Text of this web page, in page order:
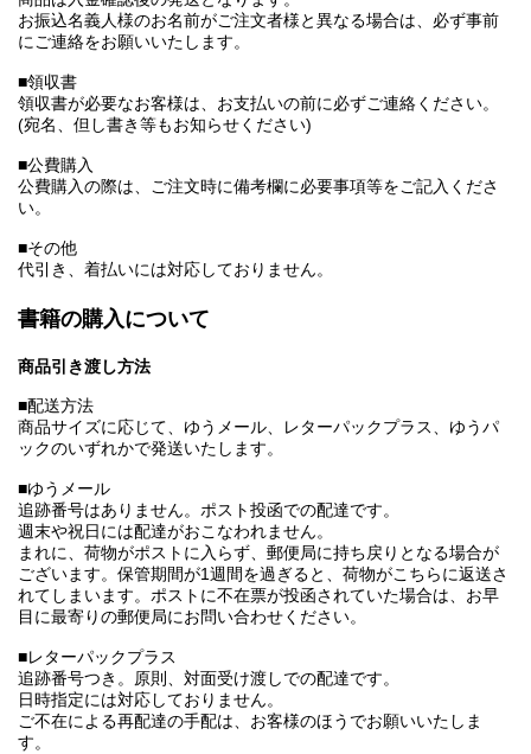
お振込名義人様のお名前がご注文者様と異なる場合は、必ず事前
にご連絡をお願いいたします。
■領収書
領収書が必要なお客様は、お支払いの前に必ずご連絡ください。
(宛名、但し書き等もお知らせください)
■公費購入
公費購入の際は、ご注文時に備考欄に必要事項等をご記入くださ
い。
■その他
代引き、着払いには対応しておりません。
書籍の購入について
商品引き渡し方法
■配送方法
商品サイズに応じて、ゆうメール、レターパックプラス、ゆうパ
ックのいずれかで発送いたします。
■ゆうメール
追跡番号はありません。ポスト投函での配達です。
週末や祝日には配達がおこなわれません。
まれに、荷物がポストに入らず、郵便局に持ち戻りとなる場合が
ございます。保管期間が1週間を過ぎると、荷物がこちらに返送さ
れてしまいます。ポストに不在票が投函されていた場合は、お早
目に最寄りの郵便局にお問い合わせください。
■レターパックプラス
追跡番号つき。原則、対面受け渡しでの配達です。
日時指定には対応しておりません。
ご不在による再配達の手配は、お客様のほうでお願いいたしま
す。